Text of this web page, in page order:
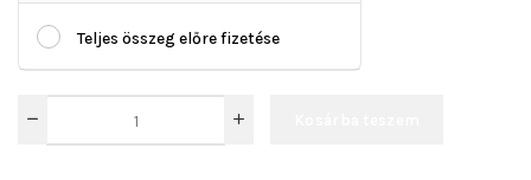
Teljes összeg előre fizetése